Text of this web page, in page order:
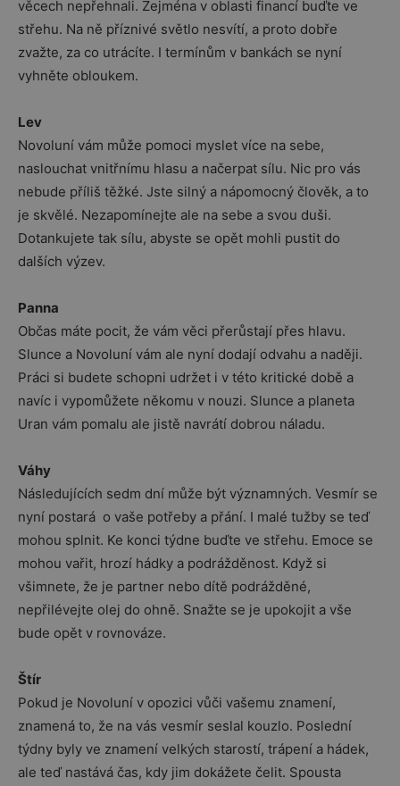
věcech nepřehnali. Zejména v oblasti financí buďte ve
střehu. Na ně příznivé světlo nesvítí, a proto dobře
zvažte, za co utrácíte. I termínům v bankách se nyní
vyhněte obloukem.
Lev
Novoluní vám může pomoci myslet více na sebe,
naslouchat vnitřnímu hlasu a načerpat sílu. Nic pro vás
nebude příliš těžké. Jste silný a nápomocný člověk, a to
je skvělé. Nezapomínejte ale na sebe a svou duši.
Dotankujete tak sílu, abyste se opět mohli pustit do
dalších výzev.
Panna
Občas máte pocit, že vám věci přerůstají přes hlavu.
Slunce a Novoluní vám ale nyní dodají odvahu a naději.
Práci si budete schopni udržet i v této kritické době a
navíc i vypomůžete někomu v nouzi. Slunce a planeta
Uran vám pomalu ale jistě navrátí dobrou náladu.
Váhy
Následujících sedm dní může být významných. Vesmír se
nyní postará o vaše potřeby a přání. I malé tužby se teď
mohou splnit. Ke konci týdne buďte ve střehu. Emoce se
mohou vařit, hrozí hádky a podrážděnost. Když si
všimnete, že je partner nebo dítě podrážděné,
nepřilévejte olej do ohně. Snažte se je upokojit a vše
bude opět v rovnováze.
Štír
Pokud je Novoluní v opozici vůči vašemu znamení,
znamená to, že na vás vesmír seslal kouzlo. Poslední
týdny byly ve znamení velkých starostí, trápení a hádek,
ale teď nastává čas, kdy jim dokážete čelit. Spousta